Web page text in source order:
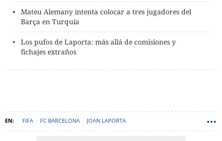
Mateu Alemany intenta colocar a tres jugadores del
Barça en Turquía
Los pufos de Laporta: más allá de comisiones y
fichajes extraños
FIFA FC BARCELONA JOAN LAPORTA